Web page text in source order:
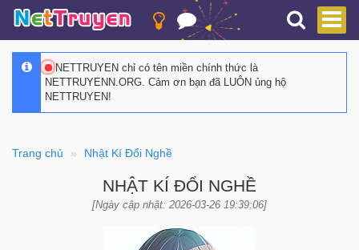
NETTRUYEN chỉ có tên miền chính thức là
NETTRUYENN.ORG. Cảm ơn bạn đã LUÔN ủng hộ
NETTRUYEN!
Trang chủ Nhật Kí Đổi Nghề
NHẬT KÍ ĐỔI NGHỀ
[Ngày cập nhật: 2026-03-26 19:39:06]